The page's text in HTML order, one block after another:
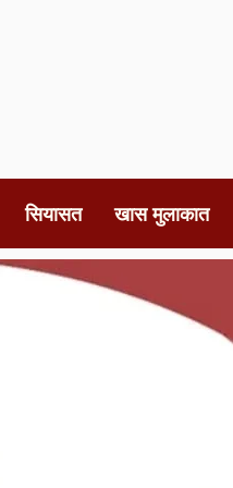
सियासत खास मुलाकात